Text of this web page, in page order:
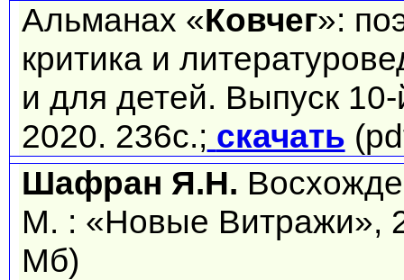
Альманах «Ковчег»:
критика и
и для детей. Выпуск
2020. 236с.; скачать
Шафран Я.Н.
М. : «Новые Витражи»,
Мб)